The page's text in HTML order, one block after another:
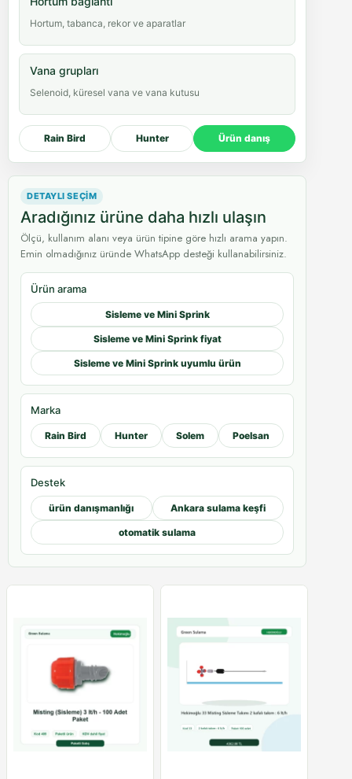
Hortum, tabanca, rekor ve aparatlar
Vana grupları
Selenoid, küresel vana ve vana kutusu
Rain Bird Hunter Ürün danış
DETAYLI SEÇIM
Aradığınız ürüne daha hızlı ulaşın
Ölçü, kullanım alanı veya ürün tipine göre hızlı arama yapın.
Emin olmadığınız üründe WhatsApp desteği kullanabilirsiniz.
Ürün arama
Sisleme ve Mini Sprink
Sisleme ve Mini Sprink fiyat
Sisleme ve Mini Sprink uyumlu ürün
Marka
Rain Bird Hunter Solem Poelsan
Destek
ürün danışmanlığı Ankara sulama keşfi
otomatik sulama